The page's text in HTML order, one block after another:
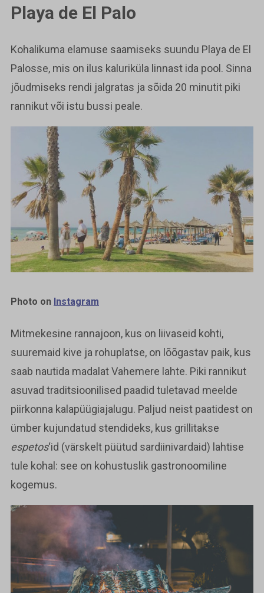
Playa de El Palo
Kohalikuma elamuse saamiseks suundu Playa de El
Palosse, mis on ilus kaluriküla linnast ida pool. Sinna
jõudmiseks rendi jalgratas ja sõida 20 minutit piki
rannikut või istu bussi peale.
Photo on Instagram
Mitmekesine rannajoon, kus on liivaseid kohti,
suuremaid kive ja rohuplatse, on lõõgastav paik, kus
saab nautida madalat Vahemere lahte. Piki rannikut
asuvad traditsioonilised paadid tuletavad meelde
piirkonna kalapüügiajalugu. Paljud neist paatidest on
ümber kujundatud stendideks, kus grillitakse
espetos‘id (värskelt püütud sardiinivardaid) lahtise
tule kohal: see on kohustuslik gastronoomiline
kogemus.